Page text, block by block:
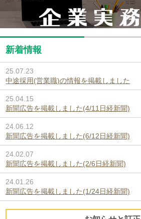
新着情報
25.07.23
中途採用(営業職)の情報を掲載しました
25.04.15
新聞広告を掲載しました(4/11日経新聞)
24.06.12
新聞広告を掲載しました(6/12日経新聞)
24.02.07
新聞広告を掲載しました(2/6日経新聞)
24.01.26
新聞広告を掲載しました(1/24日経新聞)